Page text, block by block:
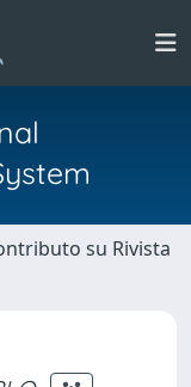
su Rivista